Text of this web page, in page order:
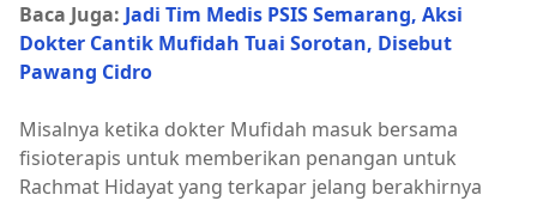
Baca Juga: Jadi Tim Medis PSIS Semarang, Aksi
Dokter Cantik Mufidah Tuai Sorotan, Disebut
Pawang Cidro
Misalnya ketika dokter Mufidah masuk bersama
fisioterapis untuk memberikan penangan untuk
Rachmat Hidayat yang terkapar jelang berakhirnya